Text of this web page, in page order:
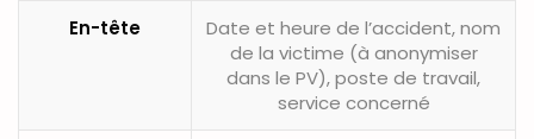
En-tête
Date et heure de l’accident, nom
de la victime (à anonymiser
dans le PV), poste de travail,
service concerné